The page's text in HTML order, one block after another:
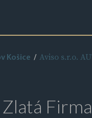
Košice Aviso s.r.o.
Zlatá Firma